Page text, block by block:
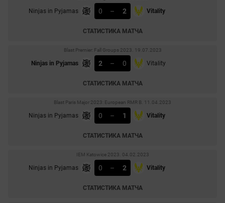
Ninjas in Pyjamas 0 – 2 Vitality
СТАТИСТИКА МАТЧА
Blast Premier: Fall Groups 2023. 19.07.2023
Ninjas in Pyjamas 2 – 0 Vitality
СТАТИСТИКА МАТЧА
Blast Paris Major 2023: European RMR B. 11.04.2023
Ninjas in Pyjamas 0 – 1 Vitality
СТАТИСТИКА МАТЧА
IEM Katowice 2023. 04.02.2023
Ninjas in Pyjamas 0 – 2 Vitality
СТАТИСТИКА МАТЧА